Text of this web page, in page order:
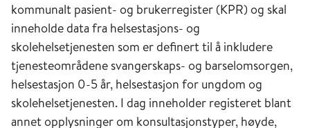
kommunalt pasient- og brukerregister (KPR) og skal
inneholde data fra helsestasjons- og
skolehelsetjenesten som er definert til å inkludere
tjenesteområdene svangerskaps- og barselomsorgen,
helsestasjon 0-5 år, helsestasjon for ungdom og
skolehelsetjenesten. I dag inneholder registeret blant
annet opplysninger om konsultasjonstyper, høyde,